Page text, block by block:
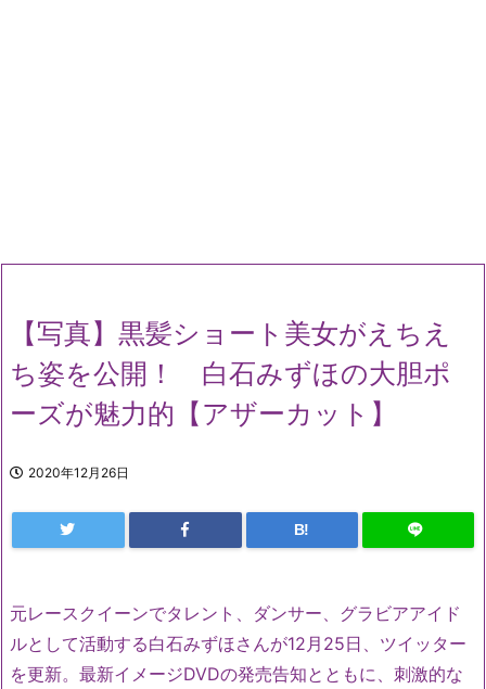
【写真】黒髪ショート美女がえちえ
ち姿を公開！ 白石みずほの大胆ポ
ーズが魅力的【アザーカット】
2020年12月26日
B!
元レースクイーンでタレント、ダンサー、グラビアアイド
ルとして活動する白石みずほさんが12月25日、ツイッター
を更新。最新イメージDVDの発売告知とともに、刺激的な